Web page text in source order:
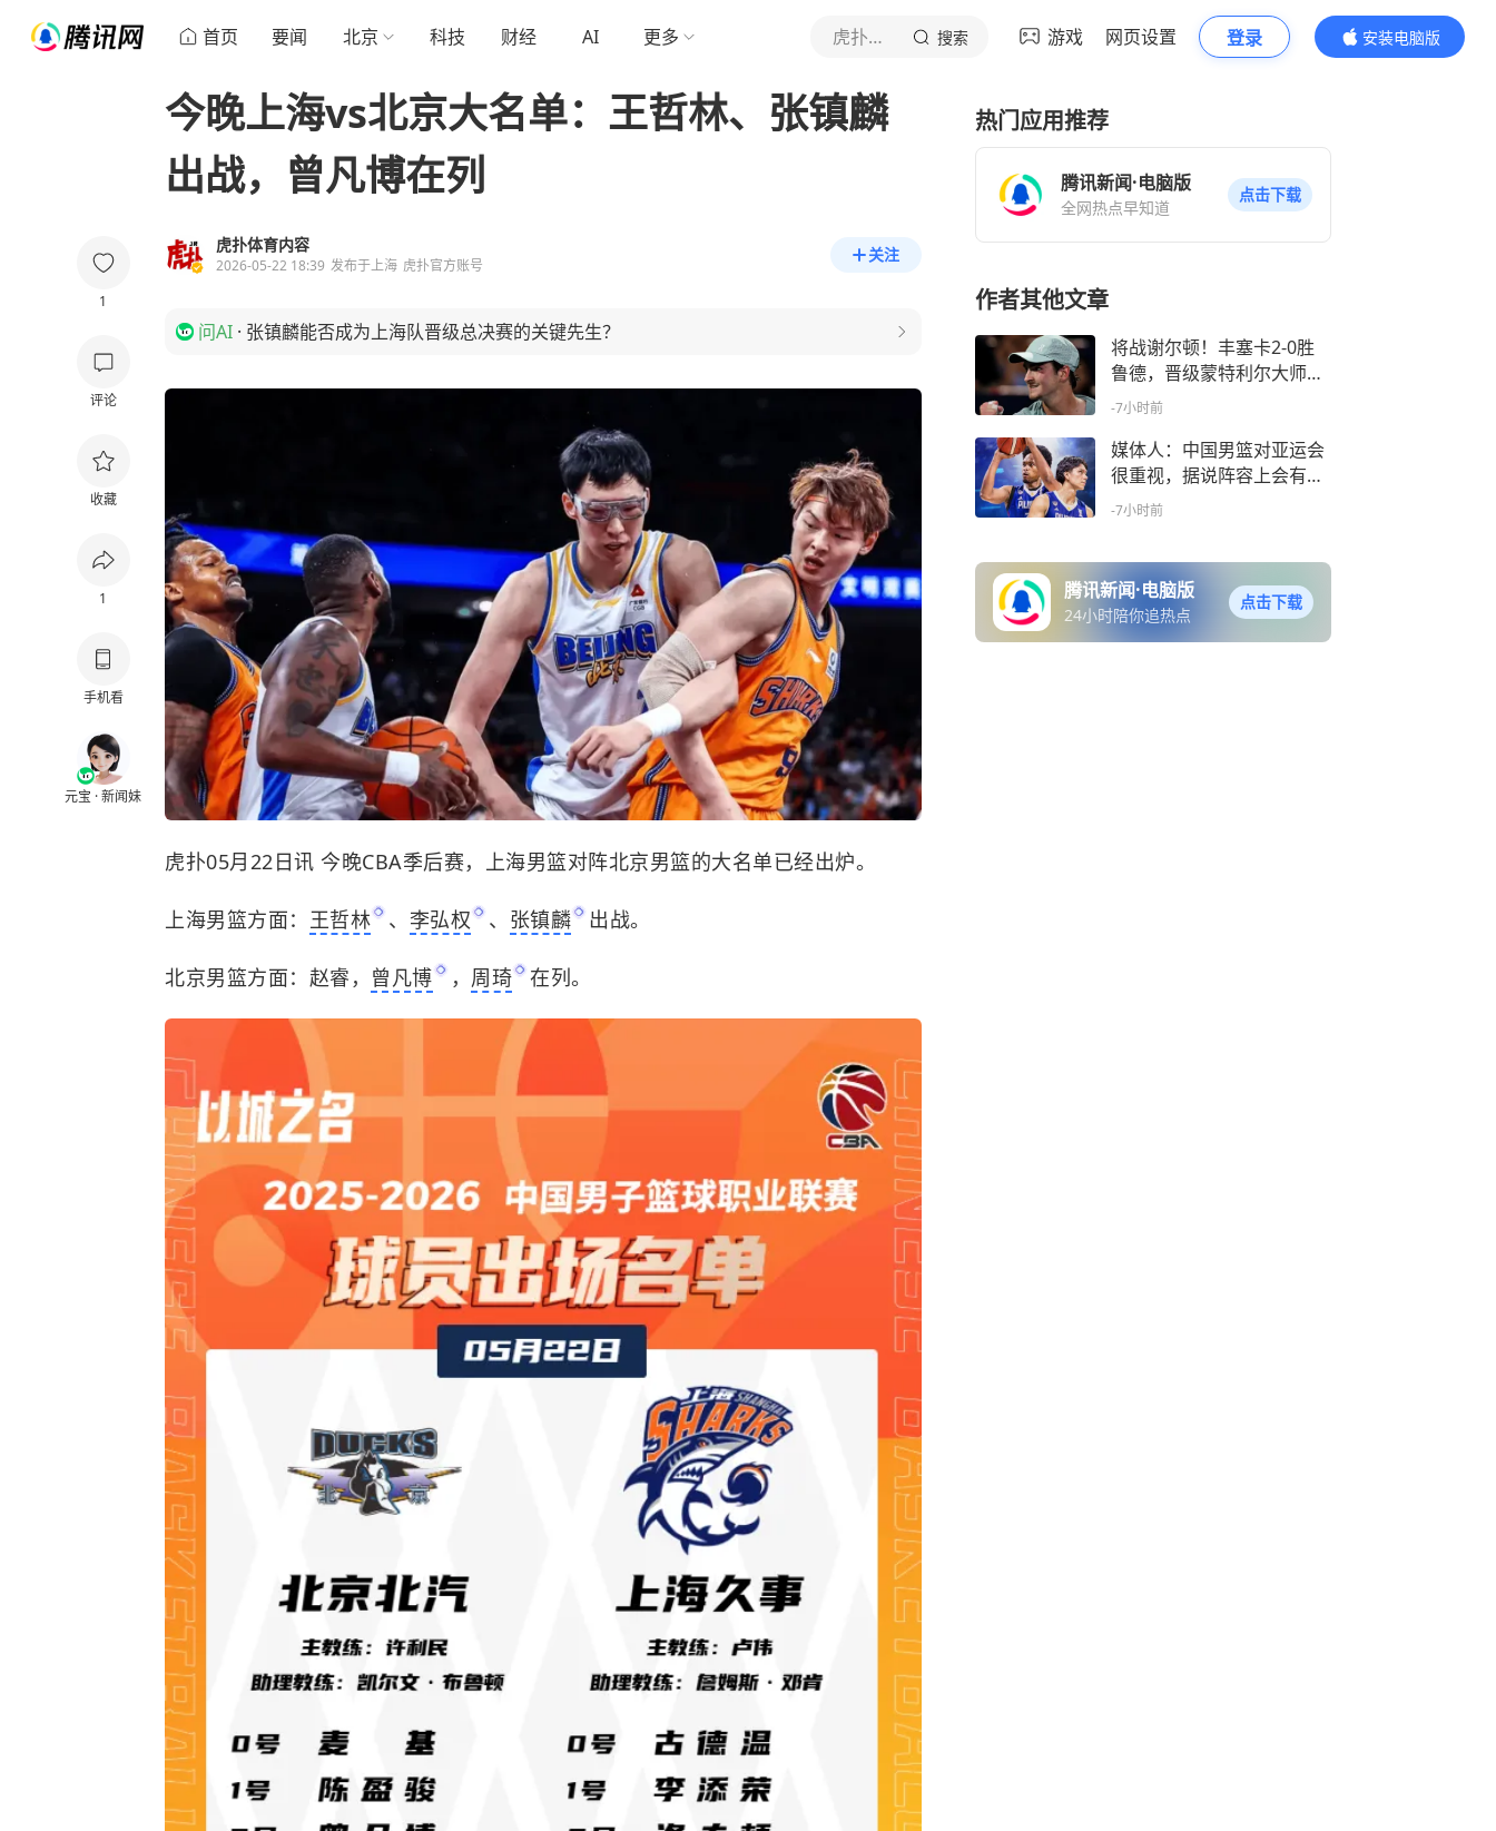
首页 要闻 北京 科技 财经 AI 更多 虎扑体育内容 搜索 游戏 网页设置 登录
安装电脑版
内容更精彩
1
评论
收藏
1
手机看
元宝 · 新闻妹
今晚上海vs北京大名单：王哲林、张镇麟
出战，曾凡博在列
虎扑体育内容
2026-05-22 18:39 发布于上海 虎扑官方账号
关注
问AI · 张镇麟能否成为上海队晋级总决赛的关键先生？
虎扑05月22日讯 今晚CBA季后赛，上海男篮对阵北京男篮的大名单已经出炉。
上海男篮方面： 王哲林 、 李弘权 、 张镇麟 出战。
北京男篮方面：赵睿， 曾凡博 ， 周琦 在列。
热门应用推荐
腾讯新闻·电脑版
全网热点早知道
点击下载
作者其他文章
将战谢尔顿！丰塞卡2-0胜
鲁德，晋级蒙特利尔大师赛
16强
-7小时前
媒体人：中国男篮对亚运会
很重视，据说阵容上会有人
回归
-7小时前
腾讯新闻·电脑版
24小时陪你追热点
点击下载